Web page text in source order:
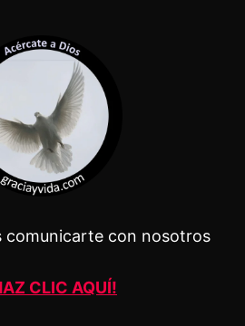
comunicarte con nosotros
CLIC AQUÍ!